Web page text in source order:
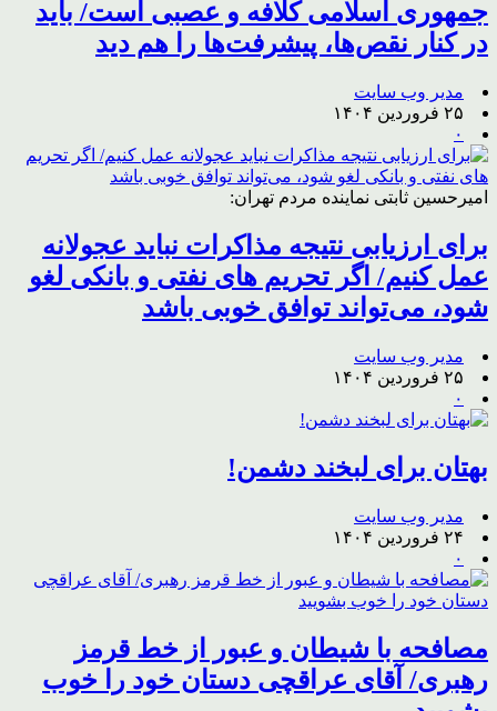
جمهوری اسلامی کلافه و عصبی است/ باید
در کنار نقص‌ها، پیشرفت‌ها را هم دید
مدیر وب سایت
۲۵ فروردین ۱۴۰۴
۰
امیرحسین ثابتی نماینده مردم تهران:
برای ارزیابی نتیجه مذاکرات نباید عجولانه
عمل کنیم/ اگر تحریم های نفتی و بانکی لغو
شود، می‌تواند توافق خوبی باشد
مدیر وب سایت
۲۵ فروردین ۱۴۰۴
۰
بهتان برای لبخند دشمن!
مدیر وب سایت
۲۴ فروردین ۱۴۰۴
۰
مصافحه با شیطان و عبور از خط قرمز
رهبری/ آقای عراقچی دستان خود را خوب